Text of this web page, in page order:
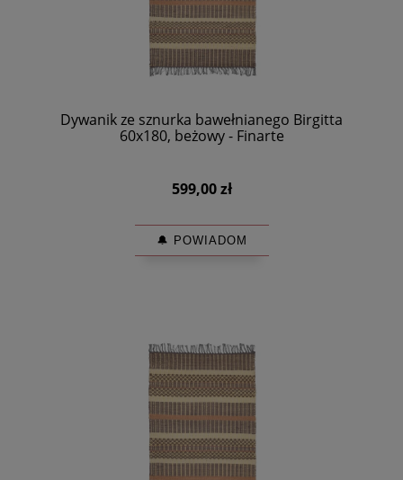
Dywanik ze sznurka bawełnianego Birgitta
60x180, beżowy - Finarte
599,00 zł
🔔 POWIADOM